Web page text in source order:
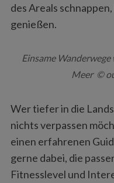
des Areals
genießen.
Einsame
Meer ©
Wer tiefer in die
nichts verpassen
einen erfahrenen
gerne dabei, die
Fitnesslevel und